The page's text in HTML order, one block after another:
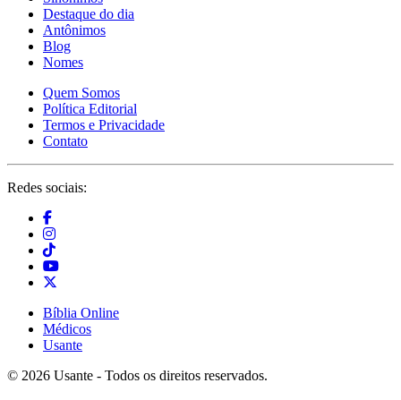
Destaque do dia
Antônimos
Blog
Nomes
Quem Somos
Política Editorial
Termos e Privacidade
Contato
Redes sociais:
Bíblia Online
Médicos
Usante
© 2026 Usante - Todos os direitos reservados.